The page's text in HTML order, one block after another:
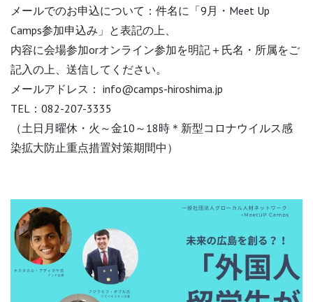
メールでのお申込について：件名に「9月・Meet Up
Camps参加申込み」と表記の上、
内容に会場参加orオンライン参加を明記＋氏名・所属をご
記入の上、送信してください。
メールアドレス： info@camps-hiroshima.jp
TEL：082-207-3335
（土日月曜休・火～金10～18時＊新型コロナウイルス感
染拡大防止重点措置対策期間中）